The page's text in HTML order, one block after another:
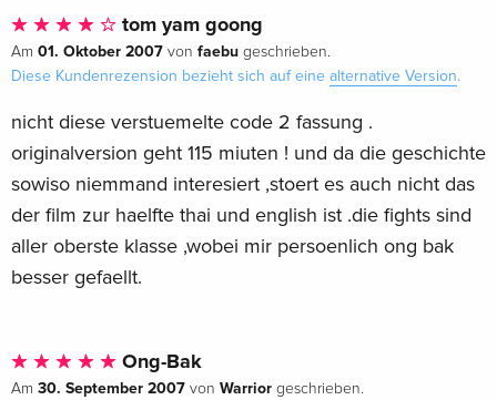
tom yam goong
Am 01. Oktober 2007 von faebu geschrieben.
Diese Kundenrezension bezieht sich auf eine alternative Version.
nicht diese verstuemelte code 2 fassung .
originalversion geht 115 miuten ! und da die geschichte
sowiso niemmand interesiert ,stoert es auch nicht das
der film zur haelfte thai und english ist .die fights sind
aller oberste klasse ,wobei mir persoenlich ong bak
besser gefaellt.
Ong-Bak
Am 30. September 2007 von Warrior geschrieben.